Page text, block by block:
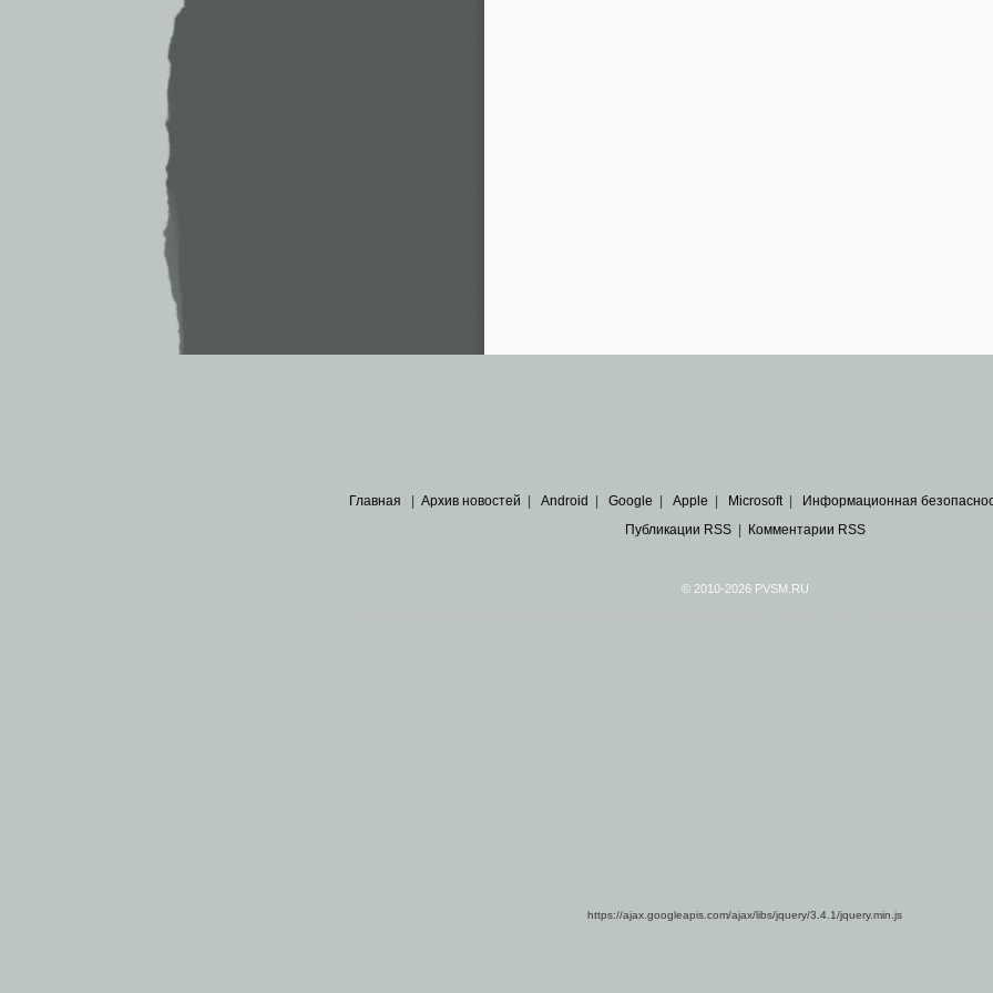
Главная Архив новостей Android Google Apple Microsoft| Информационная
Публикации RSS| Комментарии RSS
© 2010-2026 PVSM.RU
https://ajax.googleapis.com/ajax/libs/jquery/3.4.1/jquery.min.js